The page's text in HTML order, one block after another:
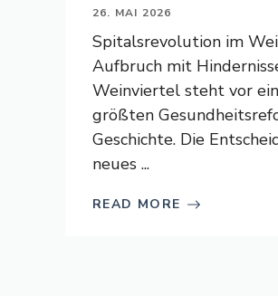
26. MAI 2026
Spitalsrevolution im
Aufbruch mit
Weinviertel steht vor
größten
Geschichte. Die
neues ...
READ MORE